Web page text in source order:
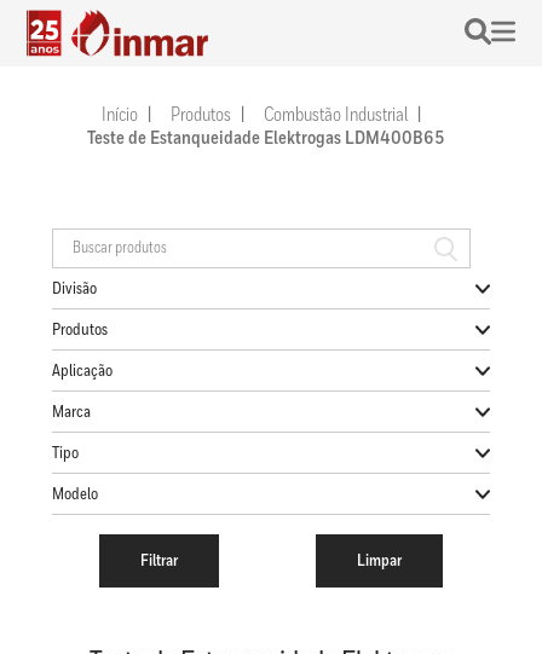
Início Produtos
Combustão Industrial
Teste de Estanqueidade Elektrogas LDM400B65
Divisão
Produtos
Aplicação
Marca
Tipo
Modelo